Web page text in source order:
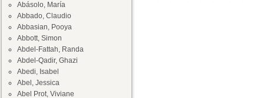
Abásolo, María
Abbado, Claudio
Abbasian, Pooya
Abbott, Simon
Abdel-Fattah, Randa
Abdel-Qadir, Ghazi
Abedi, Isabel
Abel, Jessica
Abel Prot, Viviane